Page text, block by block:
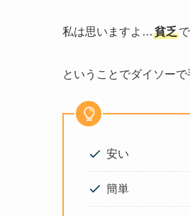
私は思いますよ… 貧乏
ということでダイソー
安い
簡単